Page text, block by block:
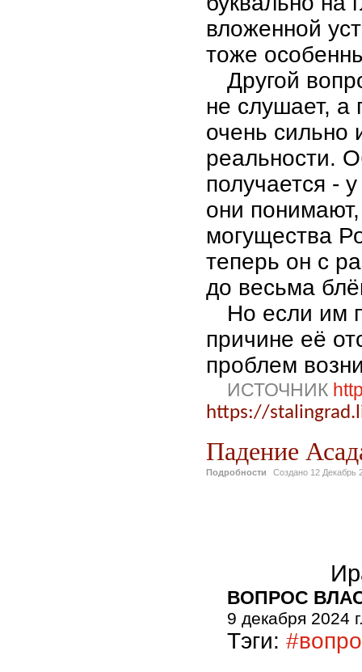
вложенной
тоже
Другой
не слушает, а
очень сильно
реальности.
получается -
они
могущества
теперь он с
до весьма
Но если им
причине её
проблем
ИСТОЧНИК
https://
Падение
Подробности Создано 12 Декабрь
ВОПРОС
9 декабря 2024
Тэги: